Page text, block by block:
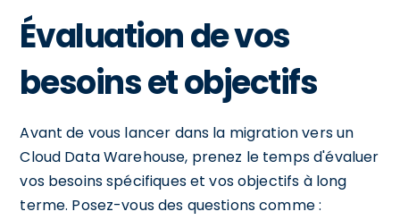
Évaluation de vos
besoins et objectifs
Avant de vous lancer dans la migration vers un
Cloud Data Warehouse, prenez le temps d'évaluer
vos besoins spécifiques et vos objectifs à long
terme. Posez-vous des questions comme :